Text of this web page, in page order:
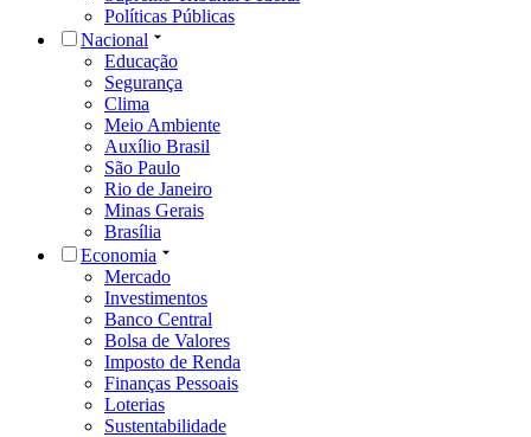
Políticas Públicas
Nacional
Educação
Segurança
Clima
Meio Ambiente
Auxílio Brasil
São Paulo
Rio de Janeiro
Minas Gerais
Brasília
Economia
Mercado
Investimentos
Banco Central
Bolsa de Valores
Imposto de Renda
Finanças Pessoais
Loterias
Sustentabilidade